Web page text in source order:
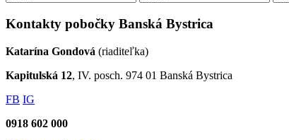
Kontakty pobočky Banská Bystrica
Katarína Gondová (riaditeľka)
Kapitulská 12, IV. posch. 974 01 Banská Bystrica
FB IG
0918 602 000